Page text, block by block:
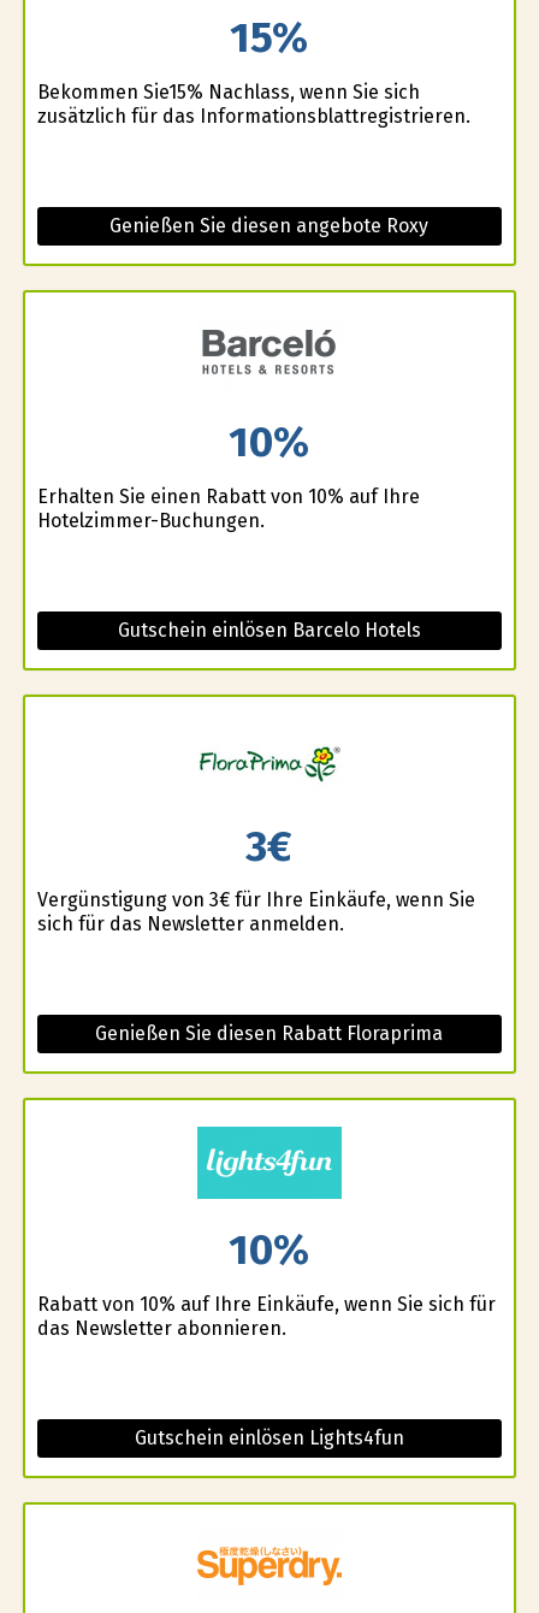
15%
Bekommen Sie15% Nachlass, wenn Sie sich
zusätzlich für das Informationsblattregistrieren.
Genießen Sie diesen angebote Roxy
10%
Erhalten Sie einen Rabatt von 10% auf Ihre
Hotelzimmer-Buchungen.
Gutschein einlösen Barcelo Hotels
3€
Vergünstigung von 3€ für Ihre Einkäufe, wenn Sie
sich für das Newsletter anmelden.
Genießen Sie diesen Rabatt Floraprima
10%
Rabatt von 10% auf Ihre Einkäufe, wenn Sie sich für
das Newsletter abonnieren.
Gutschein einlösen Lights4fun